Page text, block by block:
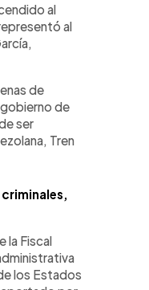
al
al
de
de
ser
Tren
la Fiscal
los Estados